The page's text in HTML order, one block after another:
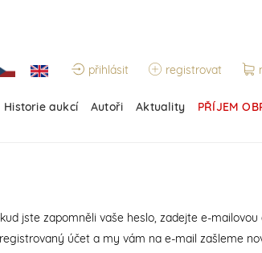
přihlásit registrovat
Historie aukcí Autoři Aktuality PŘÍJEM
jste zapomněli vaše heslo, zadejte e-
účet a my vám na e-mail zašleme